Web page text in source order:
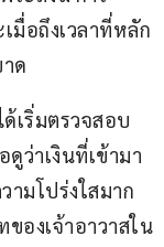
มื่อถึงเวลาที่หลัก
ด
เริ่มตรวจสอบ
ว่าเงินที่เข้ามา
ามโปร่งใสมาก
องเจ้าอาวาสใน